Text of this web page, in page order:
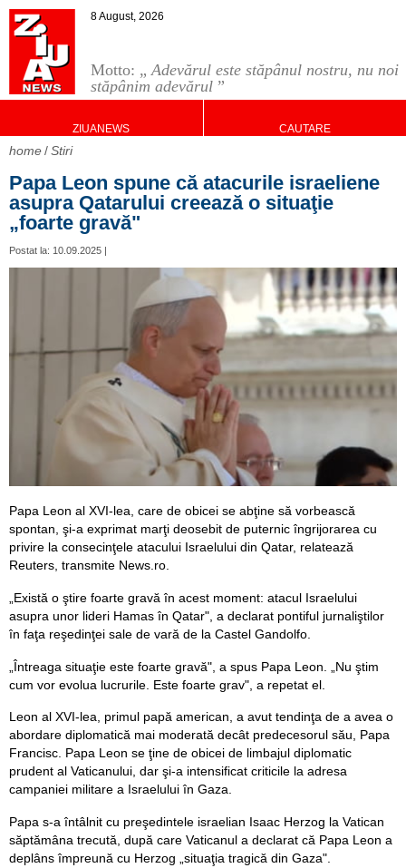
Motto: „Adevărul este stăpânul nostru, nu noi
stăpânim adevărul ”
8 August, 2026
ZIUANEWS CAUTARE
home Stiri
Papa Leon spune că atacurile israeliene
asupra Qatarului creează o situaţie
„foarte gravă"
Postat la: 10.09.2025 |
Papa Leon al XVI-lea, care de obicei se abţine să vorbească
spontan, şi-a exprimat marţi deosebit de puternic îngrijorarea cu
privire la consecinţele atacului Israelului din Qatar, relatează
Reuters, transmite News.ro.
„Există o ştire foarte gravă în acest moment: atacul Israelului
asupra unor lideri Hamas în Qatar", a declarat pontiful jurnaliştilor
în faţa reşedinţei sale de vară de la Castel Gandolfo.
„Întreaga situaţie este foarte gravă", a spus Papa Leon. „Nu ştim
cum vor evolua lucrurile. Este foarte grav", a repetat el.
Leon al XVI-lea, primul papă american, a avut tendinţa de a avea o
abordare diplomatică mai moderată decât predecesorul său, Papa
Francisc. Papa Leon se ţine de obicei de limbajul diplomatic
prudent al Vaticanului, dar şi-a intensificat criticile la adresa
campaniei militare a Israelului în Gaza.
Papa s-a întâlnit cu preşedintele israelian Isaac Herzog la Vatican
săptămâna trecută, după care Vaticanul a declarat că Papa Leon a
deplâns împreună cu Herzog „situaţia tragică din Gaza".